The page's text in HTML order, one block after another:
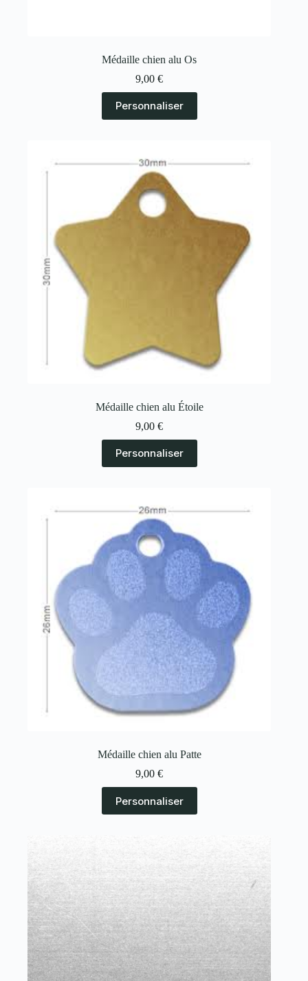
Médaille chien alu Os
9,00€
Personnaliser
Médaille chien alu Étoile
9,00€
Personnaliser
Médaille chien alu Patte
9,00€
Personnaliser